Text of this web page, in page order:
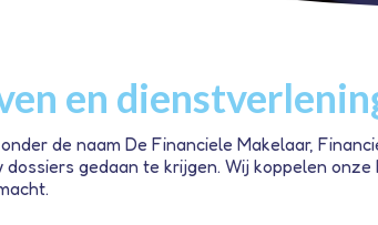
en
de naam De Financiele Makelaar,
gedaan te krijgen. Wij koppelen